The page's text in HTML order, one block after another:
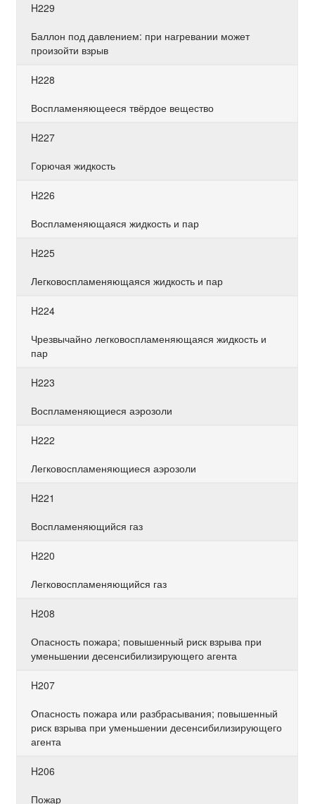
H229
Баллон под давлением: при нагревании может
произойти взрыв
H228
Воспламеняющееся твёрдое вещество
H227
Горючая жидкость
H226
Воспламеняющаяся жидкость и пар
H225
Легковоспламеняющаяся жидкость и пар
H224
Чрезвычайно легковоспламеняющаяся жидкость и
пар
H223
Воспламеняющиеся аэрозоли
H222
Легковоспламеняющиеся аэрозоли
H221
Воспламеняющийся газ
H220
Легковоспламеняющийся газ
H208
Опасность пожара; повышенный риск взрыва при
уменьшении десенсибилизирующего агента
H207
Опасность пожара или разбрасывания; повышенный
риск взрыва при уменьшении десенсибилизирующего
агента
H206
Пожар